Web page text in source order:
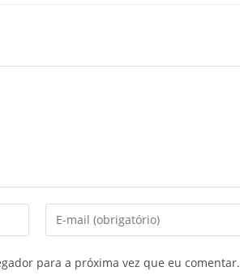
para a próxima vez que eu comentar.